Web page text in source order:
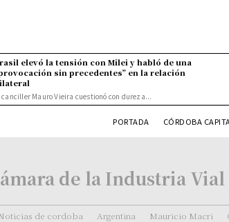
elevó la tensión con Milei y habló de una
sin precedentes” en la relación
canciller Mauro Vieira cuestionó con dureza...
PORTADA CÓRDOBA
de la Industria
de cordoba Argentina Mauricio Macri